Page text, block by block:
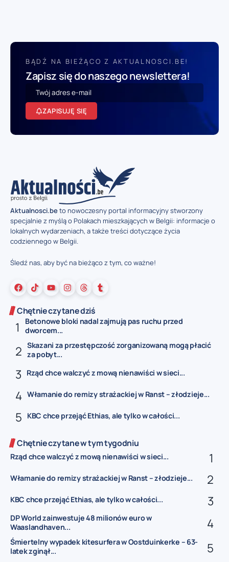
BĄDŹ NA BIEŻĄCO Z AKTUALNOSCI.BE!
Zapisz się do naszego newslettera!
ZAPISUJĘ SIĘ
Aktualnosci.beto nowoczesny portal informacyjny stworzony
specjalnie z myślą o Polakach mieszkających w Belgii: informacje o
lokalnych wydarzeniach, a także treści dotyczące życia
codziennego w Belgii.
Śledź nas, aby być na bieżąco z tym, co ważne!
Chętnie czytane dziś
Betonowe bloki nadal zajmują pas ruchu przed
dworcem...
Skazani za przestępczość zorganizowaną mogą płacić
za pobyt...
Rząd chce walczyć z mową nienawiści w sieci...
Włamanie do remizy strażackiej w Ranst – złodzieje...
KBC chce przejąć Ethias, ale tylko w całości...
Chętnie czytane w tym tygodniu
Rząd chce walczyć z mową nienawiści w sieci...
Włamanie do remizy strażackiej w Ranst – złodzieje...
KBC chce przejąć Ethias, ale tylko w całości...
DP World zainwestuje 48 milionów euro w
Waaslandhaven...
Śmiertelny wypadek kitesurfera w Oostduinkerke – 63-
latek zginął...